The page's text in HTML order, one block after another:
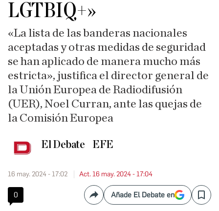
LGTBIQ+»
«La lista de las banderas nacionales
aceptadas y otras medidas de seguridad
se han aplicado de manera mucho más
estricta», justifica el director general de
la Unión Europea de Radiodifusión
(UER), Noel Curran, ante las quejas de
la Comisión Europea
El Debate EFE
16 may. 2024 - 17:02 Act. 16 may. 2024 - 17:04
0 CompartirAñade El Debate en Save